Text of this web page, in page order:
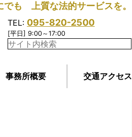
でも 上質な法的サービスを。
TEL: 095-820-2500
[平日] 9:00～17:00
事務所概要 交通アクセス